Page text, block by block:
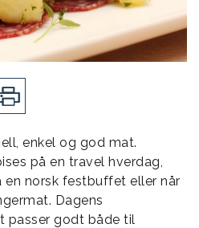
enkel og god mat.
på en travel hverdag,
en norsk festbuffet eller når
Dagens
passer godt både til